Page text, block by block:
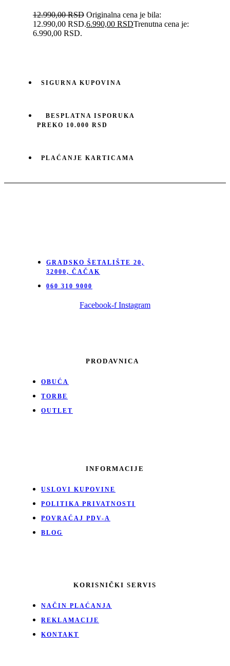
12.990,00RSD Originalna cena je bila:
12.990,00 RSD.6.990,00 RSDTrenutna cena je:
6.990,00 RSD.
SIGURNA KUPOVINA
BESPLATNA ISPORUKA
PREKO 10.000 RSD
PLAĆANJE KARTICAMA
GRADSKO ŠETALIŠTE 20,
32000, ČAČAK
060 310 9000
Facebook-f Instagram
PRODAVNICA
OBUĆA
TORBE
OUTLET
INFORMACIJE
USLOVI KUPOVINE
POLITIKA PRIVATNOSTI
POVRAĆAJ PDV-A
BLOG
KORISNIČKI SERVIS
NAČIN PLAĆANJA
REKLAMACIJE
KONTAKT